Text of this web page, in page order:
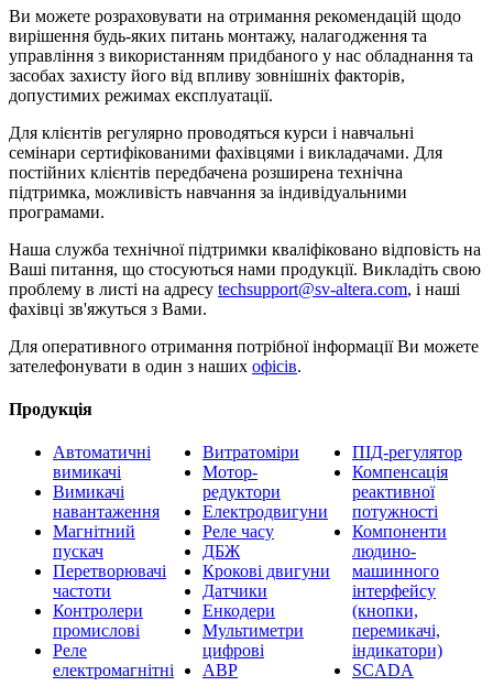
Ви можете розраховувати на отримання рекомендацій щодо
вирішення будь-яких питань монтажу, налагодження та
управління з використанням придбаного у нас обладнання та
засобах захисту його від впливу зовнішніх факторів,
допустимих режимах експлуатації.
Для клієнтів регулярно проводяться курси і навчальні
семінари сертифікованими фахівцями і викладачами. Для
постійних клієнтів передбачена розширена технічна
підтримка, можливість навчання за індивідуальними
програмами.
Наша служба технічної підтримки кваліфіковано відповість на
Ваші питання, що стосуються нами продукції. Викладіть свою
проблему в листі на адресу techsupport@sv-altera.com, і наші
фахівці зв'яжуться з Вами.
Для оперативного отримання потрібної інформації Ви можете
зателефонувати в один з наших офісів.
Продукція
Автоматичні
вимикачі
Вимикачі
навантаження
Магнітний
пускач
Перетворювачі
частоти
Контролери
промислові
Реле
електромагнітні
Витратоміри
Мотор-
редуктори
Електродвигуни
Реле часу
ДБЖ
Крокові двигуни
Датчики
Енкодери
Мультиметри
цифрові
АВР
ПІД-регулятор
Компенсація
реактивної
потужності
Компоненти
людино-
машинного
інтерфейсу
(кнопки,
перемикачі,
індикатори)
SCADA